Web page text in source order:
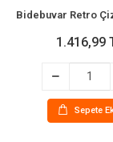
1.416,99
Sepete